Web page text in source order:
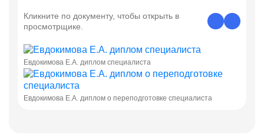
Кликните по документу, чтобы открыть в
просмотрщике.
Евдокимова Е.А. диплом специалиста
Евдокимова Е.А. диплом о переподготовке специалиста